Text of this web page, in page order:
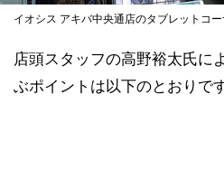
イオシス アキバ中央通店のタブレットコー
店頭スタッフの高野裕太氏に
ぶポイントは以下のとおりです